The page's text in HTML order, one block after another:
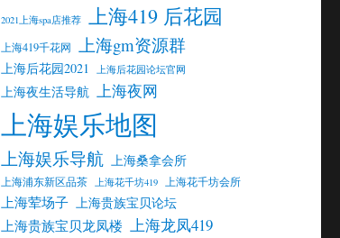
2021上海spa店推荐 上海419 后花园
上海419千花网 上海gm资源群
上海后花园2021 上海后花园论坛官网
上海夜生活导航 上海夜网
上海娱乐地图
上海娱乐导航 上海桑拿会所
上海浦东新区品茶 上海花千坊419 上海花千坊会所
上海荤场子 上海贵族宝贝论坛
上海贵族宝贝龙凤楼 上海龙凤419